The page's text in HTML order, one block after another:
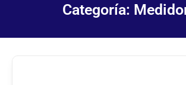
Categoría: